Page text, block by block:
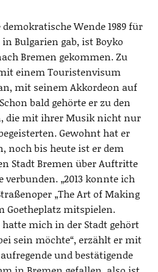
demokratischeWende 1989für
in Bulgarien gab, istBoyko
Bremen gekommen. Zu
einem Touristenvisum
, mit seinem Akkordeon auf
Schon bald gehörte er zu den
die mit ihrer Musik nicht nur
ten. Gewohnt hat er
, noch bis heute ist er dem
Stadt Bremen über Auftritte
verbunden. „2013 konnte ich
„TheArt of Making
Goetheplatz mitspielen.
hatte mich in der Stadt gehört
sein möchte“, erzählt er mit
und bestätigende